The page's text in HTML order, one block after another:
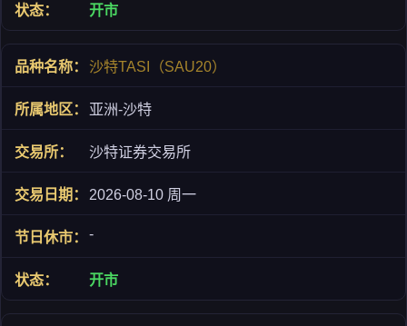
开市
沙特TASI（SAU20）
亚洲-沙特
沙特证券交易所
2026-08-10 周一
-
开市